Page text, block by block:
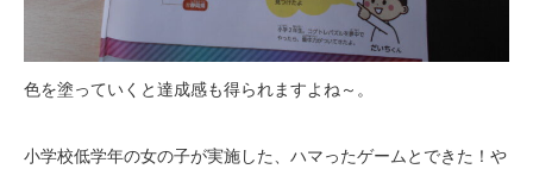
色を塗っていくと達成感も得られますよね～。
小学校低学年の女の子が実施した、ハマったゲームとできた！や